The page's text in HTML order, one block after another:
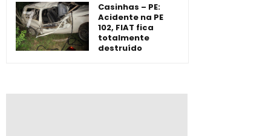
Casinhas – PE:
Acidente na PE
102, FIAT fica
totalmente
destruído